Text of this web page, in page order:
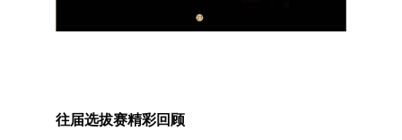
往届选拔赛精彩回顾